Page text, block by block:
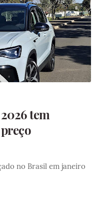
tem
no Brasil em janeiro